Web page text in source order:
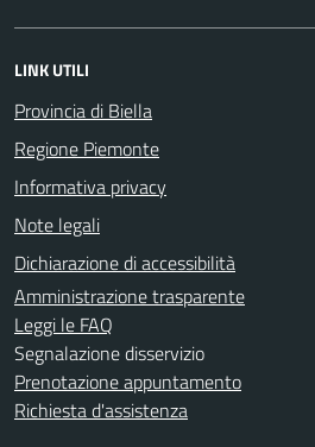
LINK UTILI
Provincia di Biella
Regione Piemonte
Informativa privacy
Note legali
Dichiarazione di accessibilità
Amministrazione trasparente
Leggi le FAQ
Segnalazione disservizio
Prenotazione appuntamento
Richiesta d'assistenza